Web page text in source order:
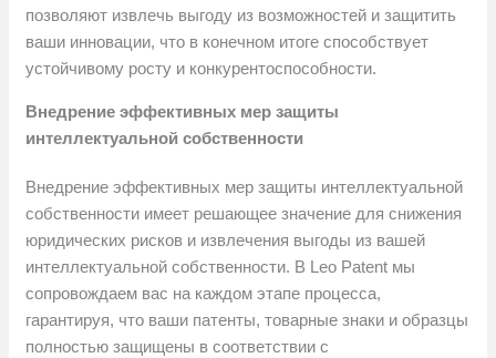
позволяют извлечь выгоду из возможностей и защитить
ваши инновации, что в конечном итоге способствует
устойчивому росту и конкурентоспособности.
Внедрение эффективных мер защиты
интеллектуальной собственности
Внедрение эффективных мер защиты интеллектуальной
собственности имеет решающее значение для снижения
юридических рисков и извлечения выгоды из вашей
интеллектуальной собственности. В Leo Patent мы
сопровождаем вас на каждом этапе процесса,
гарантируя, что ваши патенты, товарные знаки и образцы
полностью защищены в соответствии с